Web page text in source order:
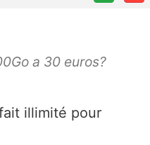
a 30 euros?
illimité pour